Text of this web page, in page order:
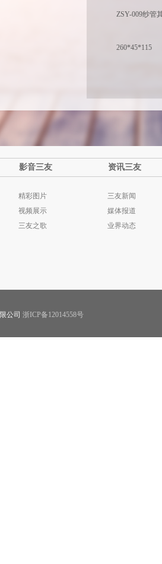
ZSY-009纱管
260*45*115
影音三友
精彩图片
视频展示
三友之歌
资讯三友
三友新闻
媒体报道
业界动态
公司 浙ICP备12014558号